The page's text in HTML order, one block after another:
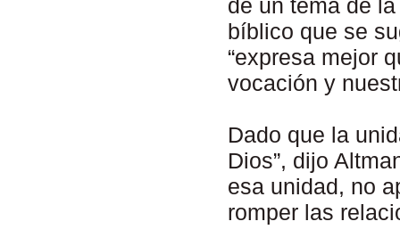
de un tema de
bíblico que se
“expresa mejor
vocación y
Dado que la
Dios”, dijo
esa unidad, no
romper las